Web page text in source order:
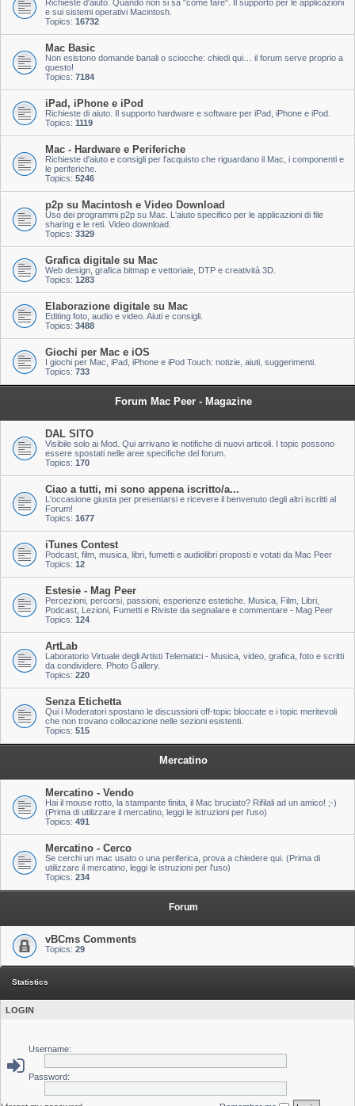
Richieste d'aiuto. Quando non si sa "come fare". Il supporto per le applicazioni
e sui sistemi operativi Macintosh.
Topics: 16732
Mac Basic
Non esistono domande banali o sciocche: chiedi qui… il forum serve proprio a
questo!
Topics: 7184
iPad, iPhone e iPod
Richieste di aiuto. Il supporto hardware e software per iPad, iPhone e iPod.
Topics: 1119
Mac - Hardware e Periferiche
Richieste d'aiuto e consigli per l'acquisto che riguardano il Mac, i componenti e
le periferiche.
Topics: 5246
p2p su Macintosh e Video Download
Uso dei programmi p2p su Mac. L'aiuto specifico per le applicazioni di file
sharing e le reti. Video download.
Topics: 3329
Grafica digitale su Mac
Web design, grafica bitmap e vettoriale, DTP e creatività 3D.
Topics: 1283
Elaborazione digitale su Mac
Editing foto, audio e video. Aiuti e consigli.
Topics: 3488
Giochi per Mac e iOS
I giochi per Mac, iPad, iPhone e iPod Touch: notizie, aiuti, suggerimenti.
Topics: 733
Forum Mac Peer - Magazine
DAL SITO
Visibile solo ai Mod. Qui arrivano le notifiche di nuovi articoli. I topic possono
essere spostati nelle aree specifiche del forum.
Topics: 170
Ciao a tutti, mi sono appena iscritto/a...
L'occasione giusta per presentarsi e ricevere il benvenuto degli altri iscritti al
Forum!
Topics: 1677
iTunes Contest
Podcast, film, musica, libri, fumetti e audiolibri proposti e votati da Mac Peer
Topics: 12
Estesie - Mag Peer
Percezioni, percorsi, passioni, esperienze estetiche. Musica, Film, Libri,
Podcast, Lezioni, Fumetti e Riviste da segnalare e commentare - Mag Peer
Topics: 124
ArtLab
Laboratorio Virtuale degli Artisti Telematici - Musica, video, grafica, foto e scritti
da condividere. Photo Gallery.
Topics: 220
Senza Etichetta
Qui i Moderatori spostano le discussioni off-topic bloccate e i topic meritevoli
che non trovano collocazione nelle sezioni esistenti.
Topics: 515
Mercatino
Mercatino - Vendo
Hai il mouse rotto, la stampante finita, il Mac bruciato? Rifilali ad un amico! ;-)
(Prima di utilizzare il mercatino, leggi le istruzioni per l'uso)
Topics: 491
Mercatino - Cerco
Se cerchi un mac usato o una periferica, prova a chiedere qui. (Prima di
utilizzare il mercatino, leggi le istruzioni per l'uso)
Topics: 234
Forum
vBCms Comments
Topics: 29
Statistics
LOGIN
Username:
Password: